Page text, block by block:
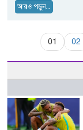
আরও পড়ুন...
01 02